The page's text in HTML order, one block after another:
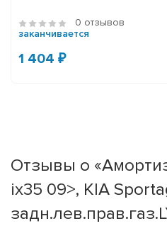
0 отзывов
заканчивается
1 404 ₽
Отзывы о
ix35 09>, KIA